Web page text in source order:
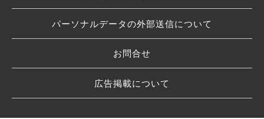
パーソナルデータの外部送信について
お問合せ
広告掲載について